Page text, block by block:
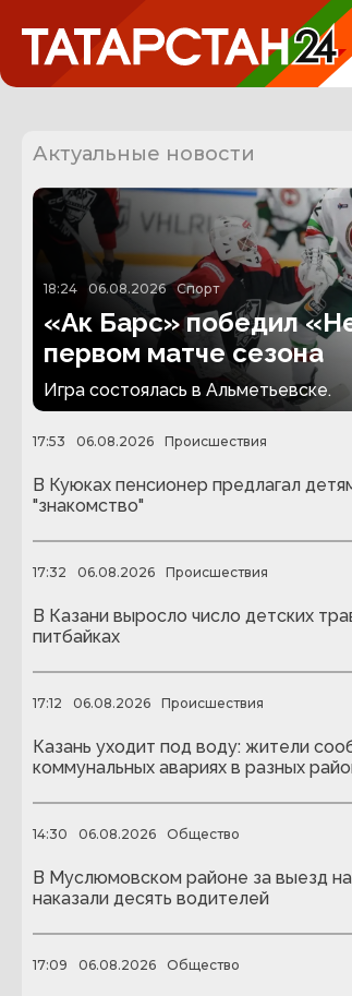
Актуальные новости
18:24 06.08.2026 Спорт
«Ак Барс» победил
первом матче сезона
Игра состоялась в Альметьевске.
17:53 06.08.2026 Происшествия
В Куюках пенсионер предлагал
"знакомство"
17:32 06.08.2026 Происшествия
В Казани выросло число детских
питбайках
17:12 06.08.2026 Происшествия
Казань уходит под воду: жители
коммунальных авариях в разных
14:30 06.08.2026 Общество
В Муслюмовском районе за выезд
наказали десять водителей
17:09 06.08.2026 Общество